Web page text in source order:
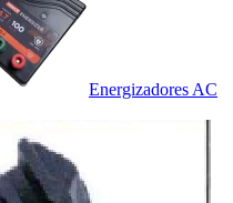
Energizadores AC